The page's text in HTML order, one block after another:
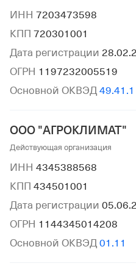
ИНН 7203473598
КПП 720301001
Дата регистрации
ОГРН 1197232005519
Основной ОКВЭД 49.41.1
ООО "АГРОКЛИМАТ"
Действующая организация
ИНН 4345388568
КПП 434501001
Дата регистрации
ОГРН 1144345014208
Основной ОКВЭД 01.11